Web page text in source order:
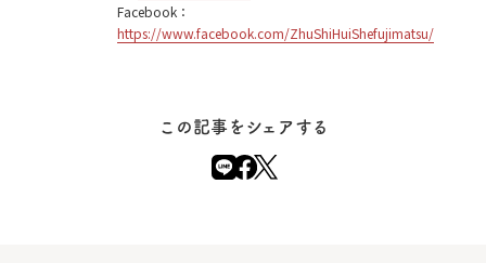
Facebook：
https://www.facebook.com/ZhuShiHuiShefujimatsu/
この記事をシェアする